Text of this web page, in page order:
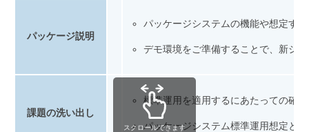
パッケージ説明
パッケージシステムの機能や想定す
デモ環境をご準備することで、新シ
課題の洗い出し
標準運用を適用するにあたっての確
パッケージシステム標準運用想定と
スクロールできます